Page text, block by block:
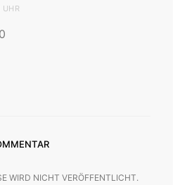
WIRD NICHT VERÖFFENTLICHT.